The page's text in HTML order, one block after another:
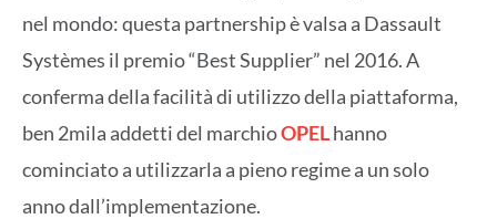
nel mondo: questa partnership è valsa a Dassault
Systèmes il premio “Best Supplier” nel 2016. A
conferma della facilità di utilizzo della piattaforma,
ben 2mila addetti del marchioOPELhanno
cominciato a utilizzarla a pieno regime a un solo
anno dall’implementazione.